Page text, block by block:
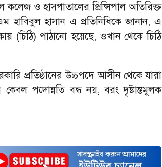
ও হাসপাতালের প্রিন্সিপাল অতিরিক্ত
হাবিবুল হাসান এ প্রতিনিধিকে জানান, এ
(চিঠি) পাঠানো হয়েছে, ওখান থেকে চিঠি
প্রতিষ্ঠানের উচ্চপদে আসীন থেকে যারা
কেবল পদোন্নতি বন্ধ নয়, বরং দৃষ্টান্তমূলক